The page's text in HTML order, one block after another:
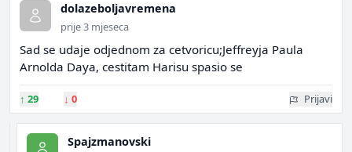
dolazeboljavremena
prije 3 mjeseca
Sad se udaje odjednom za cetvoricu;Jeffreyja Paula
Arnolda Daya, cestitam Harisu spasio se
↑ 29 ↓ 0 Prijavi
Spajzmanovski